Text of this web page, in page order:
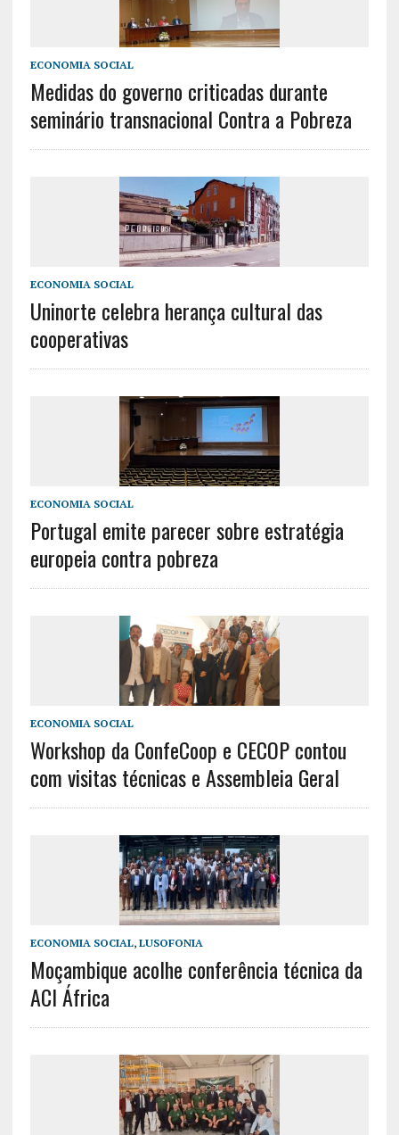
ECONOMIA SOCIAL
Medidas do governo criticadas durante
seminário transnacional Contra a Pobreza
ECONOMIA SOCIAL
Uninorte celebra herança cultural das
cooperativas
ECONOMIA SOCIAL
Portugal emite parecer sobre estratégia
europeia contra pobreza
ECONOMIA SOCIAL
Workshop da ConfeCoop e CECOP contou
com visitas técnicas e Assembleia Geral
ECONOMIA SOCIAL, LUSOFONIA
Moçambique acolhe conferência técnica da
ACI África